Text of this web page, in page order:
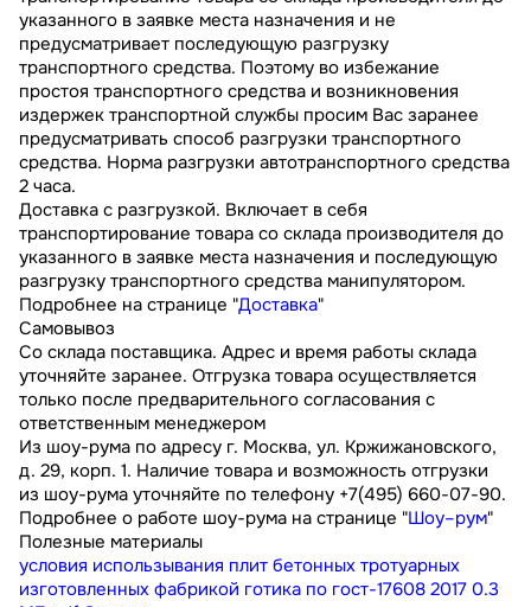
указанного в заявке места назначения и не
предусматривает последующую разгрузку
транспортного средства. Поэтому во избежание
простоя транспортного средства и возникновения
издержек транспортной службы просим Вас заранее
предусматривать способ разгрузки транспортного
средства. Норма разгрузки автотранспортного средства
2 часа.
Доставка с разгрузкой. Включает в себя
транспортирование товара со склада производителя до
указанного в заявке места назначения и последующую
разгрузку транспортного средства манипулятором.
Подробнее на странице "Доставка"
Самовывоз
Со склада поставщика. Адрес и время работы склада
уточняйте заранее. Отгрузка товара осуществляется
только после предварительного согласования с
ответственным менеджером
Из шоу-рума по адресу г. Москва, ул. Кржижановского,
д. 29, корп. 1. Наличие товара и возможность отгрузки
из шоу-рума уточняйте по телефону +7(495) 660-07-90.
Подробнее о работе шоу-рума на странице "Шоу–рум"
Полезные материалы
условия использывания плит бетонных тротуарных
изготовленных фабрикой готика по гост-17608 2017 0.3